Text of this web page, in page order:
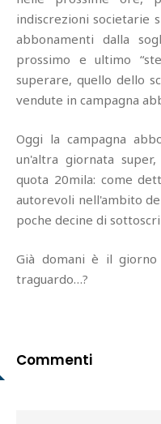
indiscrezioni societarie
abbonamenti dalla
prossimo e ultimo
superare, quello dello
vendute in campagna
Oggi la campagna
un'altra giornata
quota 20mila: come
autorevoli nell'ambito
poche decine di
Già domani è il
traguardo…?
Commenti